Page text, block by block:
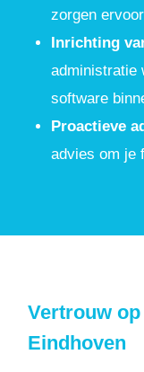
zorgen
Inrichting
administratie
software
Proactieve
advies om je
Vertrouw
Eindhoven